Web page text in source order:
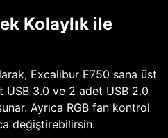
Kolaylık ile
Excalibur E750 sana üst
3.0 ve 2 adet USB 2.0
Ayrıca RGB fan kontrol
değiştirebilirsin.